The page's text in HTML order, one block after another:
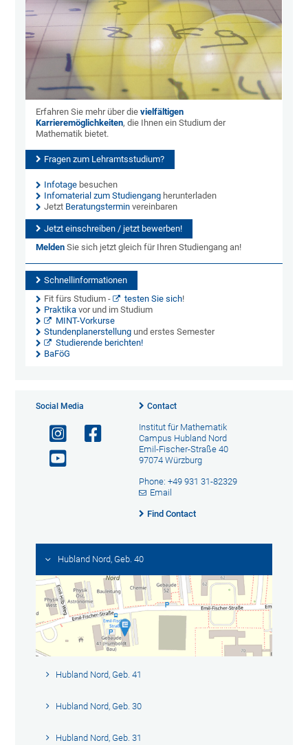
Erfahren Sie mehr über dievielfältigen
Karrieremöglichkeiten, die Ihnen ein Studium der
Mathematik bietet.
Fragen zum Lehramtsstudium?
Infotage besuchen
Infomaterial zum Studiengang herunterladen
Jetzt Beratungstermin vereinbaren
Jetzt einschreiben / jetzt bewerben!
Melden Sie sich jetzt gleich für Ihren Studiengang an!
Schnellinformationen
Fit fürs Studium -
testen Sie sich!
Praktika vor und im Studium
MINT-Vorkurse
Stundenplanerstellung und erstes Semester
Studierende berichten!
BaFöG
Social Media Contact
Institut für Mathematik
Campus Hubland Nord
Emil-Fischer-Straße 40
97074 Würzburg
Phone: +49 931 31-82329
Email
Find Contact
Hubland Nord, Geb. 40
Hubland Nord, Geb. 41
Hubland Nord, Geb. 30
Hubland Nord, Geb. 31